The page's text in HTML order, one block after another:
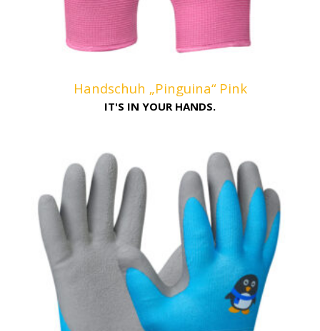
Handschuh „Pinguina“ Pink
IT'S IN YOUR HANDS.